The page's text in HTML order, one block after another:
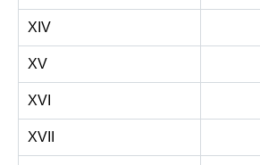
XIV
XV
XVI
XVII